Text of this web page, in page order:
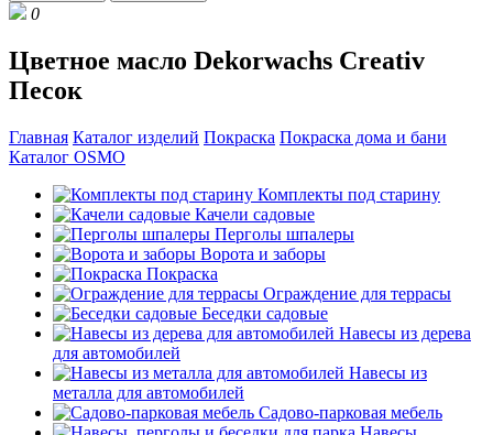
0
Цветное масло Dekorwachs Creativ
Песок
Главная Каталог изделий Покраска Покраска дома и бани
Каталог OSMO
Комплекты под старину
Качели садовые
Перголы шпалеры
Ворота и заборы
Покраска
Ограждение для террасы
Беседки садовые
Навесы из дерева
для автомобилей
Навесы из
металла для автомобилей
Садово-парковая мебель